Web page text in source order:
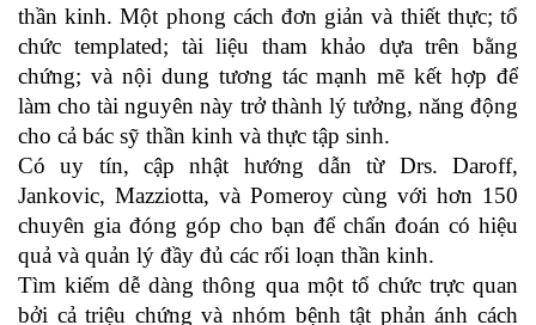
thần kinh. Một phong cách đơn giản và thiết thực; tổ
chức templated; tài liệu tham khảo dựa trên bằng
chứng; và nội dung tương tác mạnh mẽ kết hợp để
làm cho tài nguyên này trở thành lý tưởng, năng động
cho cả bác sỹ thần kinh và thực tập sinh.
Có uy tín, cập nhật hướng dẫn từ Drs. Daroff,
Jankovic, Mazziotta, và Pomeroy cùng với hơn 150
chuyên gia đóng góp cho bạn để chẩn đoán có hiệu
quả và quản lý đầy đủ các rối loạn thần kinh.
Tìm kiếm dễ dàng thông qua một tổ chức trực quan
bởi cả triệu chứng và nhóm bệnh tật phản ánh cách